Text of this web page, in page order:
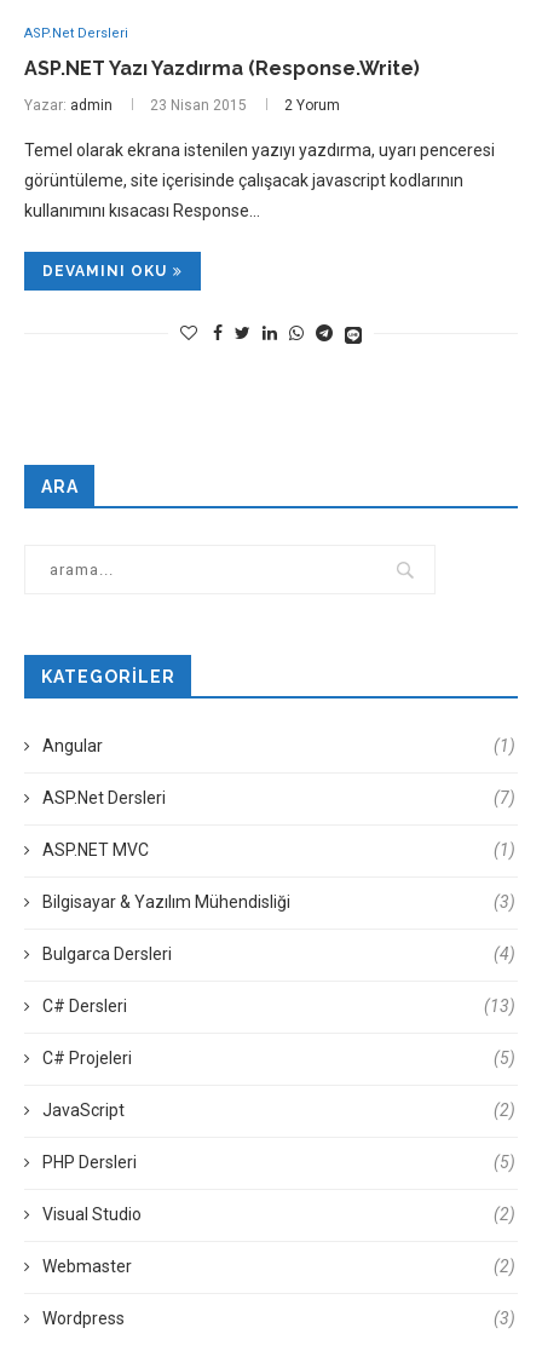
ASP.Net Dersleri
ASP.NET Yazı Yazdırma (Response.Write)
Yazar: admin 23 Nisan 2015 2 Yorum
Temel olarak ekrana istenilen yazıyı yazdırma, uyarı penceresi
görüntüleme, site içerisinde çalışacak javascript kodlarının
kullanımını kısacası Response…
DEVAMINI OKU
ARA
KATEGORILER
Angular (1)
ASP.Net Dersleri (7)
ASP.NET MVC (1)
Bilgisayar & Yazılım Mühendisliği (3)
Bulgarca Dersleri (4)
C# Dersleri (13)
C# Projeleri (5)
JavaScript (2)
PHP Dersleri (5)
Visual Studio (2)
Webmaster (2)
Wordpress (3)